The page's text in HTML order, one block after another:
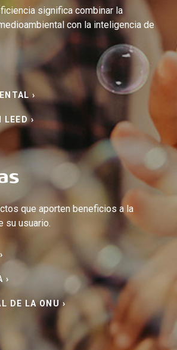
significa combinar la
con la inteligencia de
›
LEED ›
que aporten beneficios a la
su usuario.
›
DE LA ONU ›